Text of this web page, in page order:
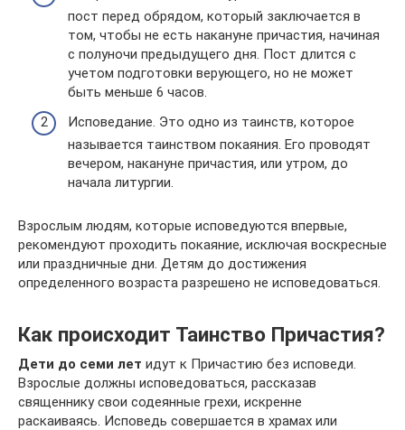
пост перед обрядом, который заключается в
том, чтобы не есть накануне причастия, начиная
с полуночи предыдущего дня. Пост длится с
учетом подготовки верующего, но не может
быть меньше 6 часов.
Исповедание. Это одно из таинств, которое
называется таинством покаяния. Его проводят
вечером, накануне причастия, или утром, до
начала литургии.
Взрослым людям, которые исповедуются впервые,
рекомендуют проходить покаяние, исключая воскресные
или праздничные дни. Детям до достижения
определенного возраста разрешено не исповедоваться.
Как происходит Таинство Причастия?
Дети до семи лет идут к Причастию без исповеди.
Взрослые должны исповедоваться, рассказав
священнику свои содеянные грехи, искренне
раскаиваясь. Исповедь совершается в храмах или